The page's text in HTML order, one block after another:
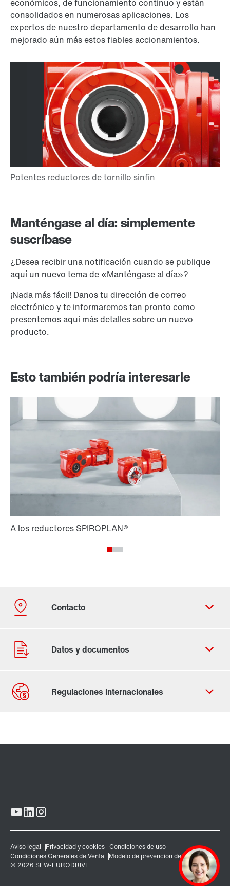
económicos, de funcionamiento continuo y están
consolidados en numerosas aplicaciones. Los
expertos de nuestro departamento de desarrollo han
mejorado aún más estos fiables accionamientos.
Manténgase al día: simplemente
suscríbase
¿Desea recibir una notificación cuando se publique
aquí un nuevo tema de «Manténgase al día»?
¡Nada más fácil! Danos tu dirección de correo
electrónico y te informaremos tan pronto como
presentemos aquí más detalles sobre un nuevo
producto.
Esto también podría interesarle